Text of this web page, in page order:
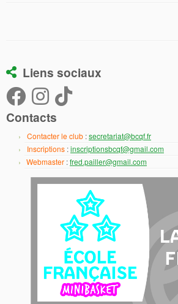
Liens sociaux
Contacts
Contacter le club :secretariat@bcqf.fr
Inscriptions :inscriptionsbcqf@gmail.com
Webmaster :fred.pailler@gmail.com